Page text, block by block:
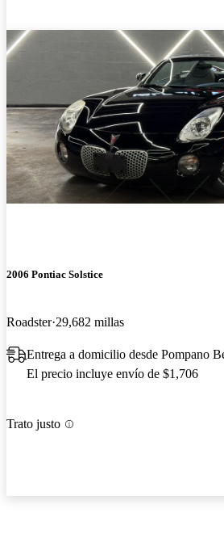
2006 Pontiac Solstice
Roadster 29,682 millas
Entrega a domicilio desde Pompano
El precio incluye envío de $1,706
Trato justo